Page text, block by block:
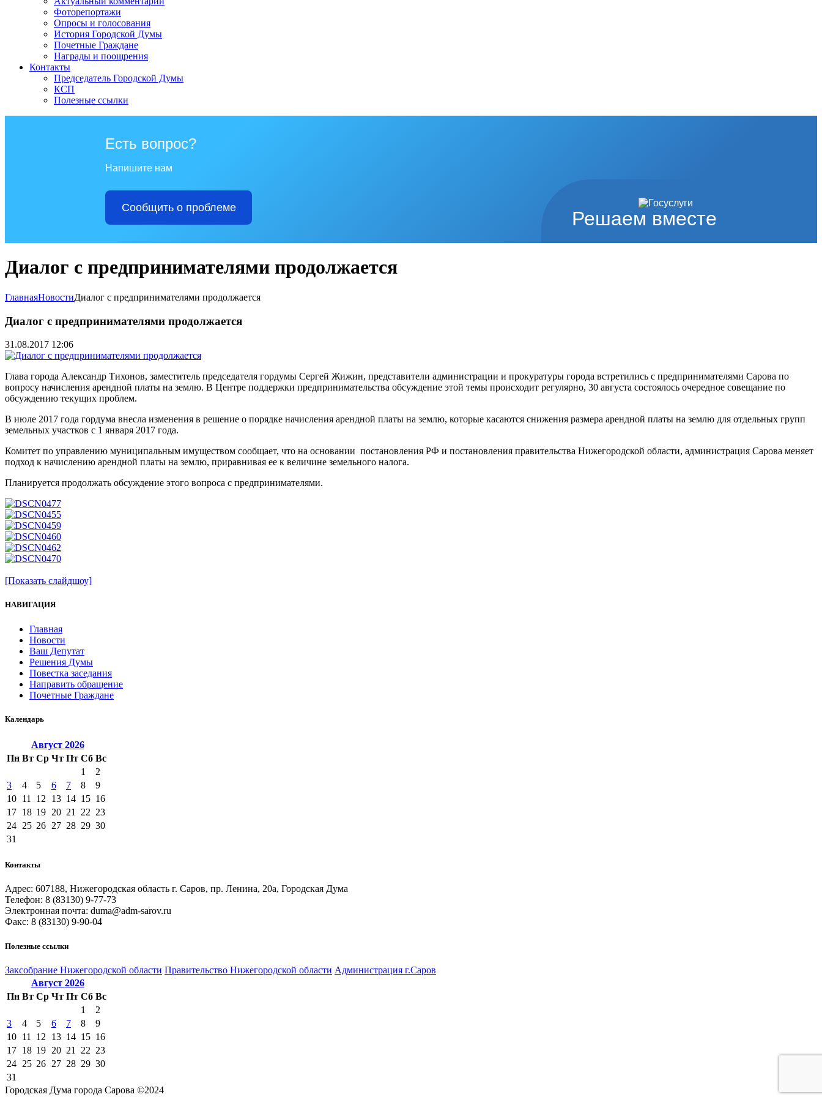
Фоторепортажи
Опросы и голосования
История Городской Думы
Почетные Граждане
Награды и поощрения
Контакты
Председатель Городской Думы
КСП
Полезные ссылки
Решаем вместе
Есть вопрос?
Напишите нам
Сообщить о проблеме
Диалог с предпринимателями продолжается
ГлавнаяНовостиДиалог с предпринимателями продолжается
Диалог с предпринимателями продолжается
31.08.2017 12:06
Глава города Александр Тихонов, заместитель председателя гордумы Сергей Жижин, представители администрации и прокуратуры города встретились с предпринимателями Сарова по
вопросу начисления арендной платы на землю. В Центре поддержки предпринимательства обсуждение этой темы происходит регулярно, 30 августа состоялось очередное совещание по
обсуждению текущих проблем.
В июле 2017 года гордума внесла изменения в решение о порядке начисления арендной платы на землю, которые касаются снижения размера арендной платы на землю для отдельных групп
земельных участков с 1 января 2017 года.
Комитет по управлению муниципальным имуществом сообщает, что на основании постановления РФ и постановления правительства Нижегородской области, администрация Сарова меняет
подход к начислению арендной платы на землю, приравнивая ее к величине земельного налога.
Планируется продолжать обсуждение этого вопроса с предпринимателями.
[Показать слайдшоу]
НАВИГАЦИЯ
Главная
Новости
Ваш Депутат
Решения Думы
Повестка заседания
Направить обращение
Почетные Граждане
Календарь
Август 2026
Пн Вт Ср Чт Пт Сб Вс
1
2
3
4 5 6 7 8
9
10 11 12 13 14 15 16
17 18 19 20 21 22 23
24 25 26 27 28 29 30
31
Контакты
Адрес: 607188, Нижегородская область г. Саров, пр. Ленина, 20а, Городская Дума
Телефон: 8 (83130) 9-77-73
Электронная почта: duma@adm-sarov.ru
Факс: 8 (83130) 9-90-04
Полезные ссылки
Закcобрание Нижегородской области Правительство Нижегородской области Администрация г.Саров
Август 2026
Пн Вт Ср Чт Пт Сб Вс
1
2
3
4 5 6 7 8
9
10 11 12 13 14 15 16
17 18 19 20 21 22 23
24 25 26 27 28 29 30
31
Городская Дума города Сарова ©2024